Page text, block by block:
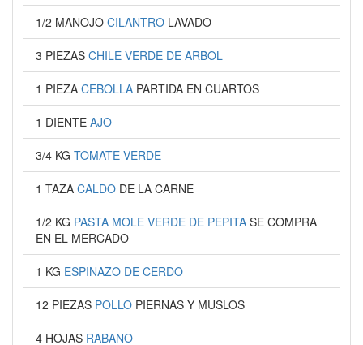
1/2 MANOJO CILANTRO LAVADO
3 PIEZAS CHILE VERDE DE ARBOL
1 PIEZA CEBOLLA PARTIDA EN CUARTOS
1 DIENTE AJO
3/4 KG TOMATE VERDE
1 TAZA CALDO DE LA CARNE
1/2 KG PASTA MOLE VERDE DE PEPITA SE COMPRA
EN EL MERCADO
1 KG ESPINAZO DE CERDO
12 PIEZAS POLLO PIERNAS Y MUSLOS
4 HOJAS RABANO